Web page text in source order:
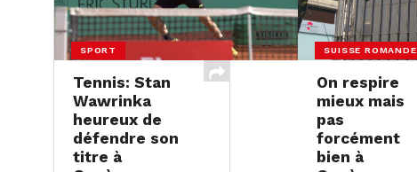
SPORT
Tennis: Stan
Wawrinka
heureux de
défendre son
titre à
SUISSE ROMANDE
On respire
mieux mais
pas
forcément
bien à